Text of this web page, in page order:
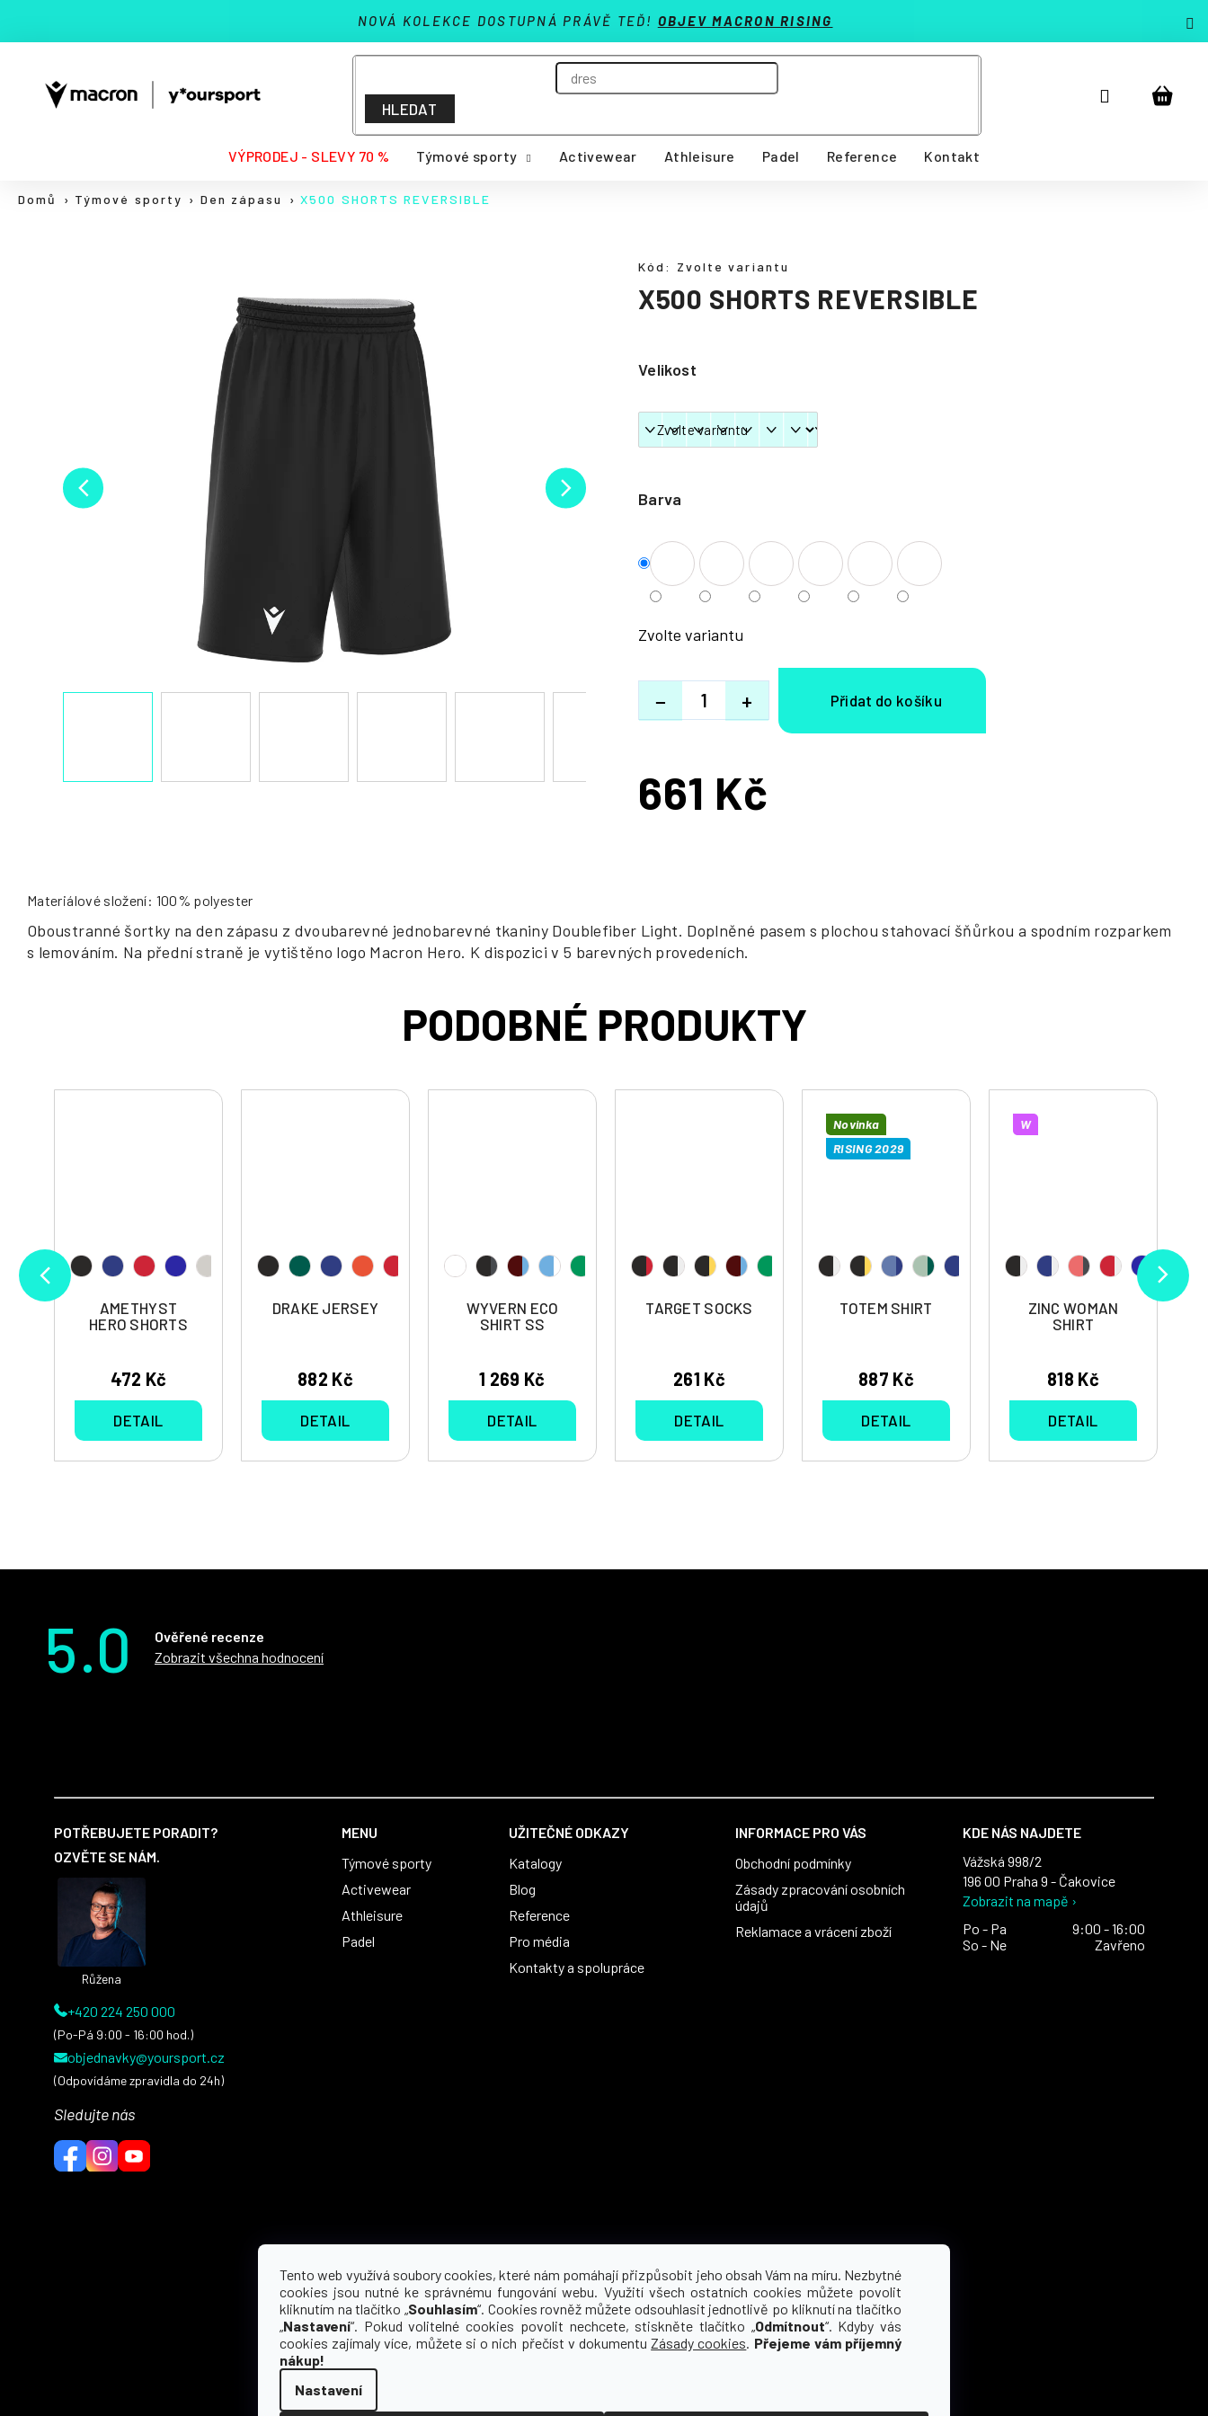
Tento web využívá soubory cookies, které nám pomáhají přizpůsobit jeho obsah Vám na míru. Nezbytné
cookies jsou nutné ke správnému fungování webu. Využití všech ostatních cookies můžete povolit
kliknutím na tlačítko „Souhlasím“. Cookies rovněž můžete odsouhlasit jednotlivě po kliknutí na tlačítko
„Nastavení“. Pokud volitelné cookies povolit nechcete, stiskněte tlačítko „Odmítnout“. Kdyby vás
cookies zajímaly více, můžete si o nich přečíst v dokumentuZásady cookies. Přejeme vám příjemný
nákup!
Nastavení
obsah
NOVÁ KOLEKCE DOSTUPNÁ PRÁVĚ TEĎ! OBJEV MACRON RISING
HLEDAT
Přihlášení
VÝPRODEJ - SLEVY 70 % Týmové sporty Activewear Athleisure Padel Reference Kontakt
Domů Týmové sporty Den zápasu X500 SHORTS REVERSIBLE
X500 SHORTS REVERSIBLE
Barva
Velikost
Zvolte variantu
+
−
Kód: Zvolte variantu
661 Kč
Měrná
Materiálové složení: 100% polyester
Oboustranné šortky na den zápasu z dvoubarevné jednobarevné tkaniny Doublefiber Light. Doplněné pasem s plochou stahovací šňůrkou a spodním rozparkem
s lemováním. Na přední straně je vytištěno logo Macron Hero. K dispozici v 5 barevných provedeních.
AMETHYST
HERO SHORTS
472 Kč
DETAIL
DRAKE JERSEY
882 Kč
DETAIL
WYVERN ECO
SHIRT SS
1 269 Kč
DETAIL
TARGET SOCKS
261 Kč
DETAIL
Novinka
RISING 2029
TOTEM SHIRT
887 Kč
DETAIL
W
ZINC WOMAN
SHIRT
818 Kč
DETAIL
Zpět
obchodu
Zpět
obchodu
5.0
Ověřené recenze
Zobrazit všechna hodnocení
POTŘEBUJETE PORADIT?
OZVĚTE SE NÁM.
Růžena
+420 224 250 000
(Po-Pá 9:00 - 16:00 hod.)
objednavky@yoursport.cz
(Odpovídáme zpravidla do 24h)
Sledujte nás
MENU
Týmové sporty
Activewear
Athleisure
Padel
UŽITEČNÉ ODKAZY
Katalogy
Blog
Reference
Pro média
Kontakty a spolupráce
INFORMACE PRO VÁS
Obchodní podmínky
Zásady zpracování osobních
údajů
Reklamace a vrácení zboží
KDE NÁS NAJDETE
Vážská 998/2
196 00 Praha 9 - Čakovice
Zobrazit na mapě ›
Po - Pa
9:00 - 16:00
So - Ne
Zavřeno
Možnosti dopravy